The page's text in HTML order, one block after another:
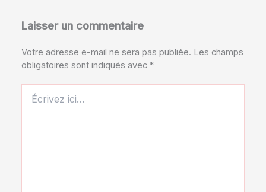
Laisser un commentaire
Votre adresse e-mail ne sera pas publiée. Les champs
obligatoires sont indiqués avec*
ici…